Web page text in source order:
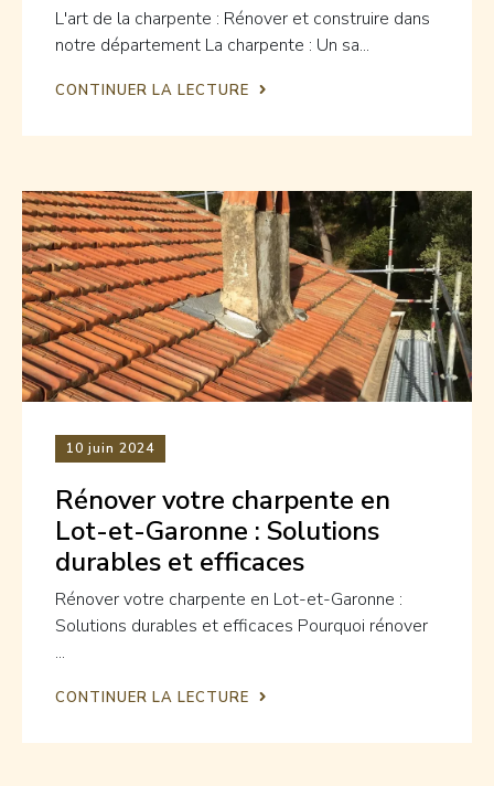
L'art de la charpente : Rénover et construire dans
notre département La charpente : Un sa...
CONTINUER LA LECTURE
10 juin 2024
Rénover votre charpente en
Lot-et-Garonne : Solutions
durables et efficaces
Rénover votre charpente en Lot-et-Garonne :
Solutions durables et efficaces Pourquoi rénover
...
CONTINUER LA LECTURE